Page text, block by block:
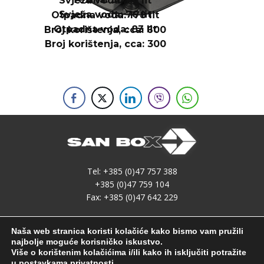
Otpadna voda: 178 lit
Broj korištenja, cca: 600
Svježa voda: 76 lit
Otpadna voda: 83 lit
Broj korištenja, cca: 300
Tel: +385 (0)47 757 388
+385 (0)47 759 104
Fax: +385 (0)47 642 229
+385 (0)99 264 5544
Naša web stranica koristi kolačiće kako bismo vam pružili
najbolje moguće korisničko iskustvo.
Više o korištenim kolačićima i/ili kako ih isključiti potražite